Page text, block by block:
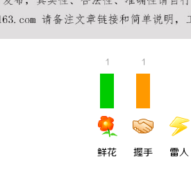
1
鲜花
1
握手 雷人